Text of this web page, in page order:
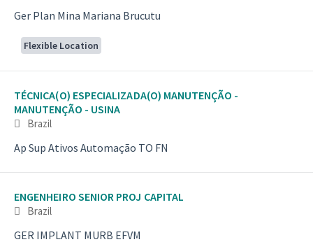
Ger Plan Mina Mariana Brucutu
Flexible Location
TÉCNICA(O) ESPECIALIZADA(O) MANUTENÇÃO -
MANUTENÇÃO - USINA
Brazil
Ap Sup Ativos Automação TO FN
ENGENHEIRO SENIOR PROJ CAPITAL
Brazil
GER IMPLANT MURB EFVM